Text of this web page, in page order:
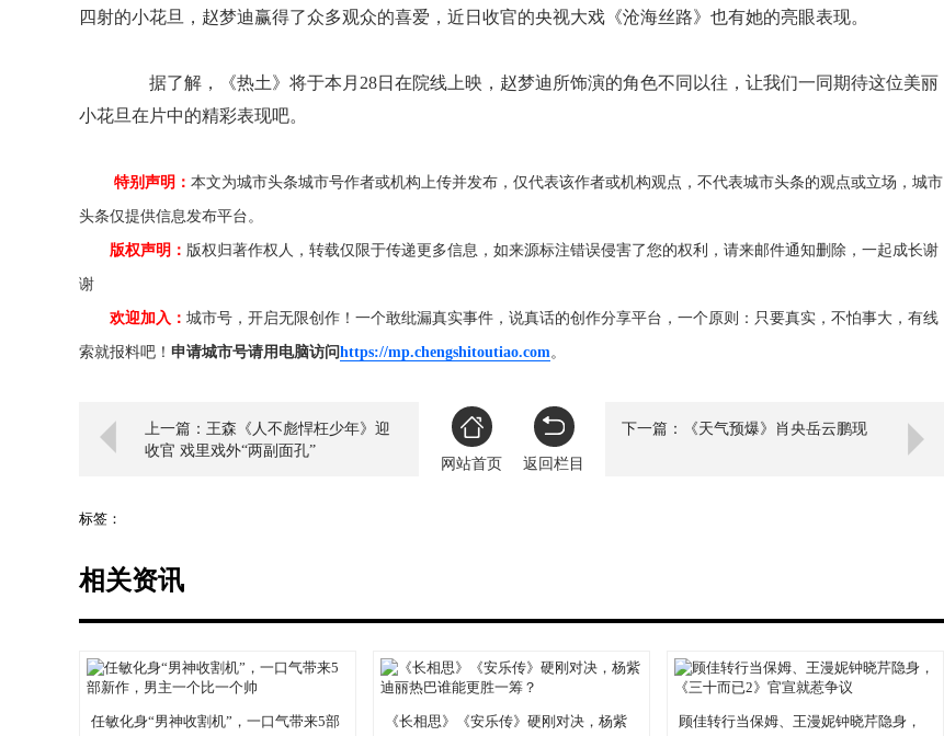
四射的小花旦，赵梦迪赢得了众多观众的喜爱，近日收官的央视大戏《沧海丝路》也有她的亮眼表现。
据了解，《热土》将于本月28日在院线上映，赵梦迪所饰演的角色不同以往，让我们一同期待这位美丽
小花旦在片中的精彩表现吧。
特别声明： 本文为城市头条城市号作者或机构上传并发布，仅代表该作者或机构观点，不代表城市头条的观点或立场，城市
头条仅提供信息发布平台。
版权声明： 版权归著作权人，转载仅限于传递更多信息，如来源标注错误侵害了您的权利，请来邮件通知删除，一起成长谢
谢
欢迎加入： 城市号，开启无限创作！一个敢纰漏真实事件，说真话的创作分享平台，一个原则：只要真实，不怕事大，有线
索就报料吧！ 申请城市号请用电脑访问https://mp.chengshitoutiao.com。
上一篇：王森《人不彪悍枉少年》迎
收官 戏里戏外“两副面孔”
网站首页
返回栏目
下一篇：《天气预爆》肖央岳云鹏现
标签：
相关资讯
任敏化身“男神收割机”，一口气带来5部
《长相思》《安乐传》硬刚对决，杨紫
顾佳转行当保姆、王漫妮钟晓芹隐身，